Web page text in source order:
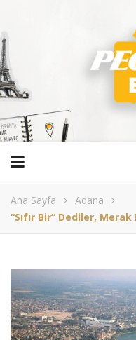
Ana Sayfa
Adana
“Sıfır Bir” Dediler,